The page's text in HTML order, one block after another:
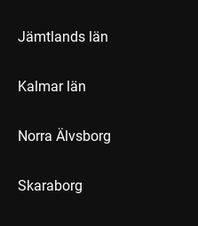
Jämtlands län
Kalmar län
Norra Älvsborg
Skaraborg